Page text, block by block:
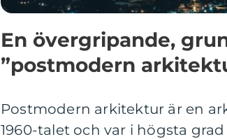
En övergripande,
”postmodern
Postmodern arkitektur är en
1960-talet och var i högsta